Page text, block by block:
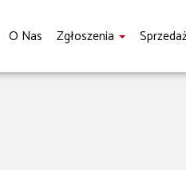
O Nas Zgłoszenia